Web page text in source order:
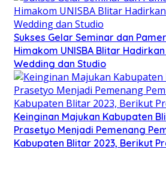
Sukses Gelar Seminar dan
Himakom UNISBA Blitar
Wedding dan Studio
Keinginan Majukan Kabupaten
Prasetyo Menjadi Pemenang
Kabupaten Blitar 2023, Berikut